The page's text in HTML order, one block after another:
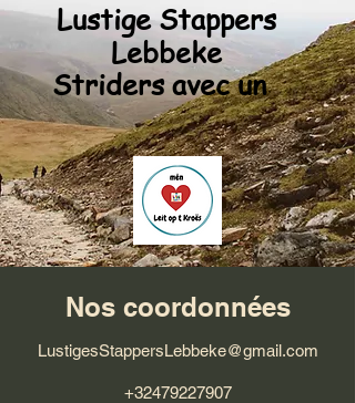
Lustige Stappers
Lebbeke
Striders avec un
Nos coordonnées
LustigesStappersLebbeke@gmail.com
+32479227907